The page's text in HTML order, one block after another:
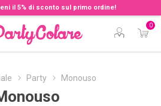
il 5% di sconto sul primo ordine!
0
Party Monouso